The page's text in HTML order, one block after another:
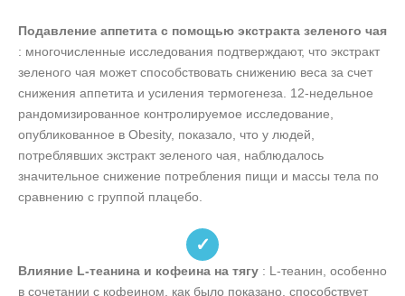
Подавление аппетита с помощью экстракта зеленого чая
: многочисленные исследования подтверждают, что экстракт
зеленого чая может способствовать снижению веса за счет
снижения аппетита и усиления термогенеза. 12-недельное
рандомизированное контролируемое исследование,
опубликованное в Obesity, показало, что у людей,
потреблявших экстракт зеленого чая, наблюдалось
значительное снижение потребления пищи и массы тела по
сравнению с группой плацебо.
✓
Влияние L-теанина и кофеина на тягу : L-теанин, особенно
в сочетании с кофеином, как было показано, способствует